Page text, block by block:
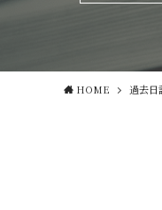
HOME 過去日